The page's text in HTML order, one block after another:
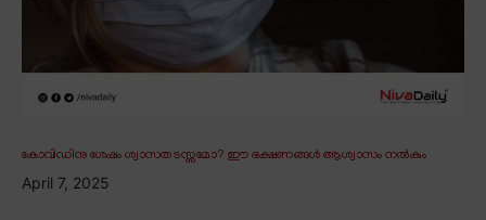
കോവിഡിനു ശേഷം ശ്വാസതടസ്സമോ? ഈ ഭക്ഷണങ്ങൾ ആശ്വാസം നൽകും
April 7, 2025